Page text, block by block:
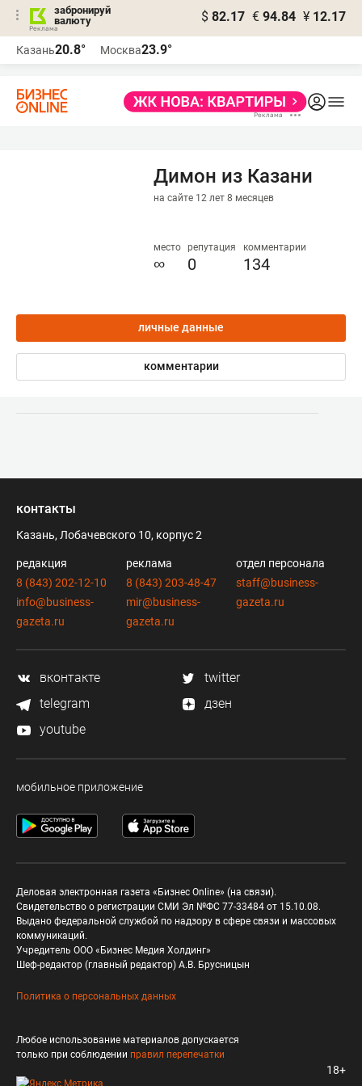
забронируй
валюту
$ 82.17 € 94.84 ¥ 12.17
Казань20.8° Москва23.9°
Димон из Казани
на сайте 12 лет 8 месяцев
место
∞
репутация
0
комментарии
134
личные данные
комментарии
контакты
Казань, Лобачевского 10, корпус 2
редакция
8 (843) 202-12-10
info@business-
gazeta.ru
реклама
8 (843) 203-48-47
mir@business-
gazeta.ru
отдел персонала
staff@business-
gazeta.ru
вконтакте
twitter
telegram
дзен
youtube
мобильное приложение
Деловая электронная газета «Бизнес Online» (на связи).
Свидетельство о регистрации СМИ Эл №ФС 77-33484 от 15.10.08.
Выдано федеральной службой по надзору в сфере связи и массовых
коммуникаций.
Учредитель ООО «Бизнес Медия Холдинг»
Шеф-редактор (главный редактор) А.В. Брусницын
Политика о персональных данных
Любое использование материалов допускается
только при соблюдении правил перепечатки
18+